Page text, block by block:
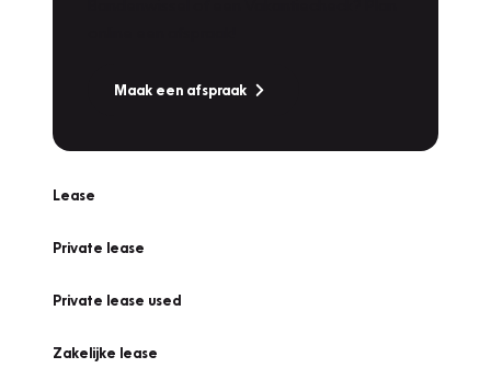
Maak een afspraak
Lease
Private lease
Private lease used
Zakelijke lease